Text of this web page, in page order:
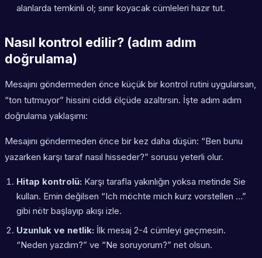
alanlarda temkinli ol; sınır koyacak cümleleri hazır tut.
Nasıl kontrol edilir? (adım adım
doğrulama)
Mesajını göndermeden önce küçük bir kontrol rutini uygularsan,
“ton tutmuyor” hissini ciddi ölçüde azaltırsın. İşte adım adım
doğrulama yaklaşımı:
Mesajını göndermeden önce bir kez daha düşün: “Ben bunu
yazarken karşı taraf nasıl hisseder?” sorusu yeterli olur.
Hitap kontrolü: Karşı tarafla yakınlığın yoksa metinde Sie
kullan. Emin değilsen “Ich möchte mich kurz vorstellen …”
gibi nötr başlayıp akışı izle.
Uzunluk ve netlik: İlk mesaj 2-4 cümleyi geçmesin.
“Neden yazdım?” ve “Ne soruyorum?” net olsun.